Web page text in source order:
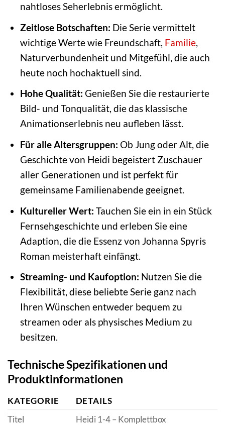
nahtloses Seherlebnis ermöglicht.
Zeitlose Botschaften: Die Serie vermittelt
wichtige Werte wie Freundschaft, Familie,
Naturverbundenheit und Mitgefühl, die auch
heute noch hochaktuell sind.
Hohe Qualität: Genießen Sie die restaurierte
Bild- und Tonqualität, die das klassische
Animationserlebnis neu aufleben lässt.
Für alle Altersgruppen: Ob Jung oder Alt, die
Geschichte von Heidi begeistert Zuschauer
aller Generationen und ist perfekt für
gemeinsame Familienabende geeignet.
Kultureller Wert: Tauchen Sie ein in ein Stück
Fernsehgeschichte und erleben Sie eine
Adaption, die die Essenz von Johanna Spyris
Roman meisterhaft einfängt.
Streaming- und Kaufoption: Nutzen Sie die
Flexibilität, diese beliebte Serie ganz nach
Ihren Wünschen entweder bequem zu
streamen oder als physisches Medium zu
besitzen.
Technische Spezifikationen und
Produktinformationen
KATEGORIE
DETAILS
Titel
Heidi 1-4 – Komplettbox